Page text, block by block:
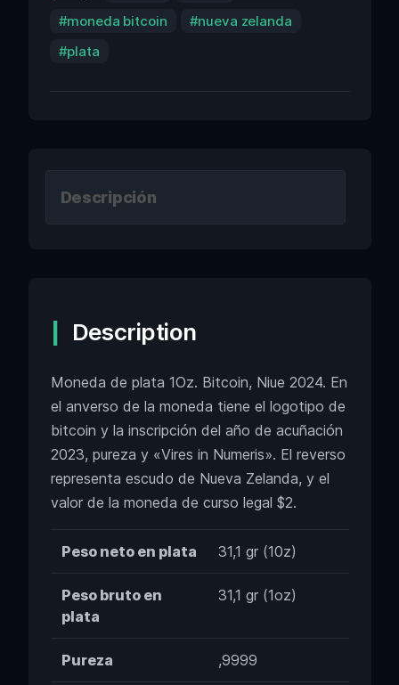
moneda bitcoin
nueva zelanda
plata
Descripción
Description
Moneda de plata 1Oz. Bitcoin, Niue 2024. En
el anverso de la moneda tiene el logotipo de
bitcoin y la inscripción del año de acuñación
2023, pureza y «Vires in Numeris». El reverso
representa escudo de Nueva Zelanda, y el
valor de la moneda de curso legal $2.
Peso neto en plata 31,1 gr (10z)
Peso bruto en
plata
31,1 gr (1oz)
Pureza ,9999